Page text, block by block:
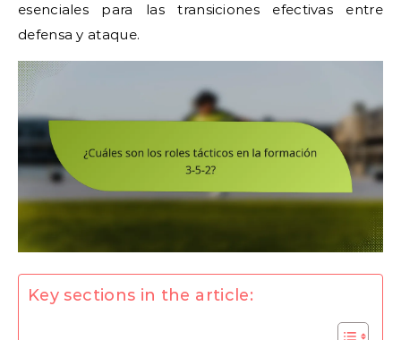
esenciales para las transiciones efectivas entre
defensa y ataque.
Key sections in the article: